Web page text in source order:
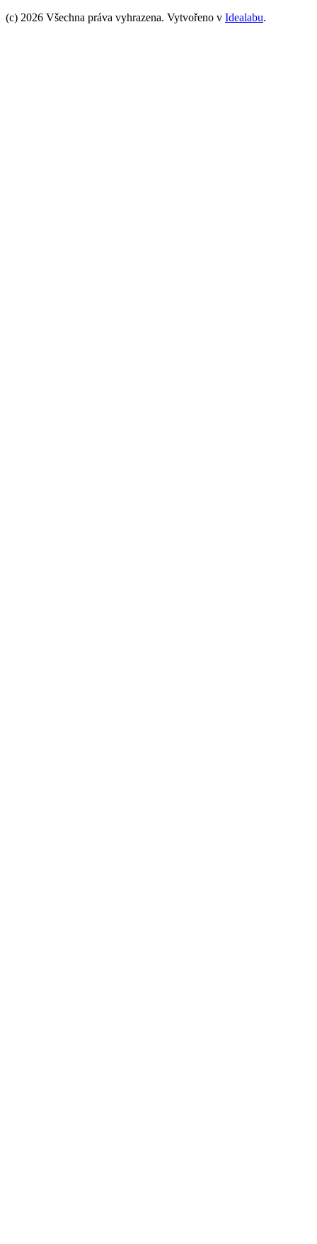
(c) 2026 Všechna práva vyhrazena. Vytvořeno v Idealabu.